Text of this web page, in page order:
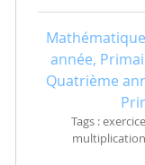
année,
Quatrième
Tags :